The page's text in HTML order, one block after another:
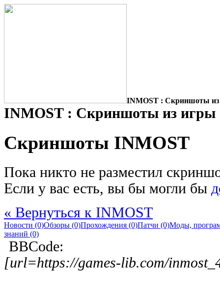
INMOST : Скриншоты
INMOST : Скриншоты из игры
Скриншоты INMOST
Пока никто не разместил
Если у вас есть, вы бы могли бы
« Вернуться к INMOST
Новости (0)Обзоры (0)Прохождения (0)Патчи (0)Моды,
знаний (0)
BBCode:
[url=https://games-lib.com/